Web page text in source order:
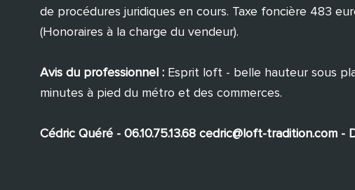
de procédures juridiques en cours. Taxe foncière 483
(Honoraires à la charge du vendeur).
Avis du professionnel : Esprit loft - belle hauteur sous
minutes à pied du métro et des commerces.
Cédric Quéré - 06.10.75.13.68 cedric@loft-tradition.com -